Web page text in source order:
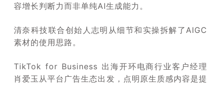
容增长判断力而非单纯AI生成能力。
清奈科技联合创始人志明从细节和实操拆解了AIGC
素材的使用思路。
TikTok for Business 出海开环电商行业客户经理
肖爱玉从平台广告生态出发，点明原生质感内容是提